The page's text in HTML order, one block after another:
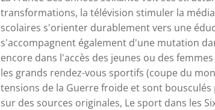
transformations, la télévision stimuler la
scolaires s'orienter durablement vers une
s'accompagnent également d'une mutation
encore dans l'accès des jeunes ou des
les grands rendez-vous sportifs (coupe du
tensions de la Guerre froide et sont
sur des sources originales, Le sport dans les